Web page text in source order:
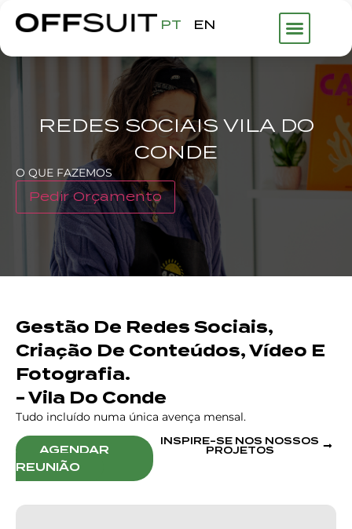
PT EN
REDES SOCIAIS VILA DO
CONDE
O QUE FAZEMOS
Pedir Orçamento
Gestão De Redes Sociais,
Criação De Conteúdos, Vídeo E
Fotografia.
- Vila Do Conde
Tudo incluído numa única avença mensal.
AGENDAR
REUNIÃO
INSPIRE-SE NOS NOSSOS
PROJETOS